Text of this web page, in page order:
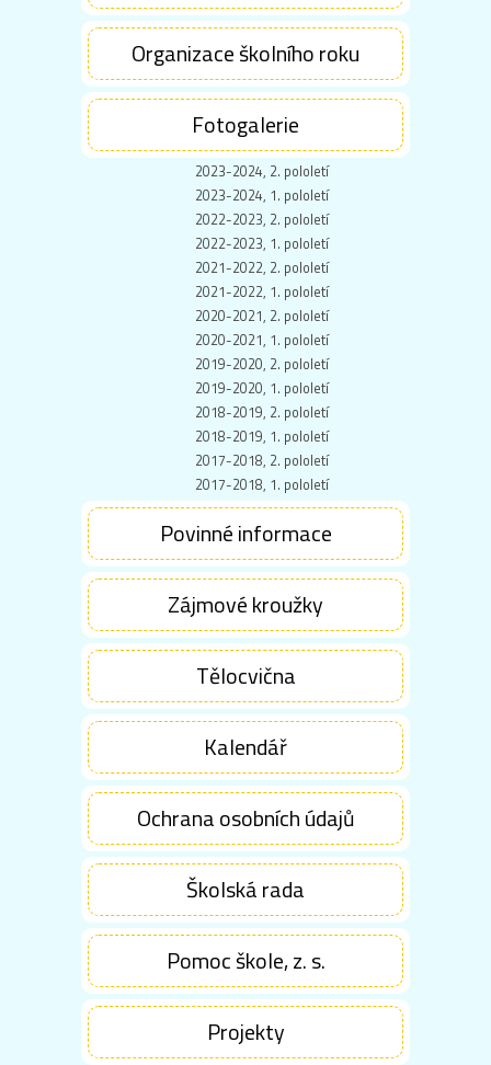
Organizace školního roku
Fotogalerie
2023-2024, 2. pololetí
2023-2024, 1. pololetí
2022-2023, 2. pololetí
2022-2023, 1. pololetí
2021-2022, 2. pololetí
2021-2022, 1. pololetí
2020-2021, 2. pololetí
2020-2021, 1. pololetí
2019-2020, 2. pololetí
2019-2020, 1. pololetí
2018-2019, 2. pololetí
2018-2019, 1. pololetí
2017-2018, 2. pololetí
2017-2018, 1. pololetí
Povinné informace
Zájmové kroužky
Tělocvična
Kalendář
Ochrana osobních údajů
Školská rada
Pomoc škole, z. s.
Projekty